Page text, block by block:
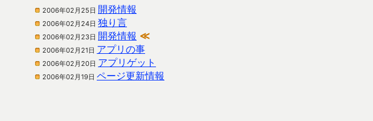
2006年02月25日 開発情報
2006年02月24日 独り言
2006年02月23日 開発情報 ≪
2006年02月21日 アプリの事
2006年02月20日 アプリゲット
2006年02月19日 ページ更新情報